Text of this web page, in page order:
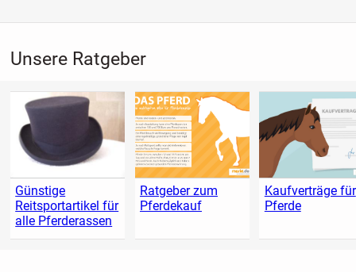
Unsere Ratgeber
Günstige
Reitsportartikel für
alle Pferderassen
Ratgeber zum
Pferdekauf
Kaufverträge für
Pferde